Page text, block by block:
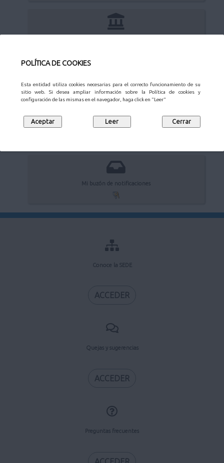
POLÍTICA DE COOKIES
Esta entidad utiliza cookies necesarias para el correcto funcionamiento de su
sitio web. Si desea ampliar información sobre la Política de cookies y
configuración de las mismas en el navegador, haga click en "Leer"
Registro electrónico
Mi buzón de notificaciones
Conoce la SEDE
ACCEDER
Quejas y sugerencias
ACCEDER
Preguntas frecuentes